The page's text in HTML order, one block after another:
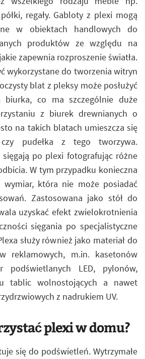
regały. Gabloty z plexi mogą
w obiektach handlowych do
produktów ze względu na
zapewnia rozproszenie światła.
wykorzystane do tworzenia witryn
blat z pleksy może posłużyć
biurka, co ma szczególnie duże
z biurek drewnianych o
na takich blatach umieszcza się
pudełka z tego tworzywa.
sięgają po plexi fotografując różne
W tym przypadku konieczna
która nie może posiadać
Zastosowana jako stół do
uzyskać efekt zwielokrotnienia
sięgania po specjalistyczne
służy również jako materiał do
reklamowych, m.in. kasetonów
podświetlanych LED, pylonów,
tablic wolnostojących a nawet
z nadrukiem UV.
plexi w domu?
się do podświetleń. Wytrzymałe